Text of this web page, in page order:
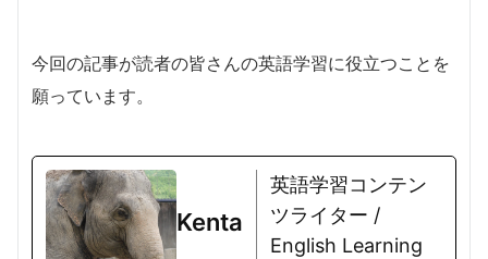
今回の記事が読者の皆さんの英語学習に役立つことを
願っています。
Kenta
英語学習コンテン
ツライター /
English Learning